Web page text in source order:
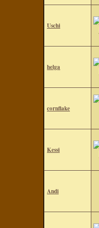
Uschi
helga
cornflake
Kessi
Andi